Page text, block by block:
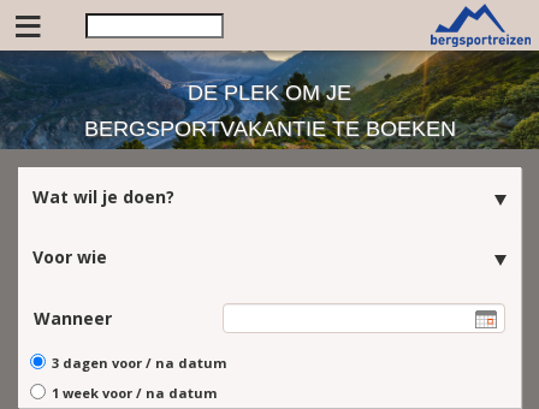
≡
DE PLEK OM JE
BERGSPORTVAKANTIE TE BOEKEN
Wat wil je doen?
Voor wie
Wanneer
3 dagen voor / na datum
1 week voor / na datum